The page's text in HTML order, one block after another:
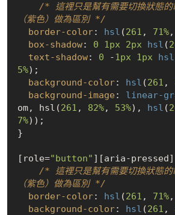
/* 這裡只是幫有需要切換狀態的
（紫色）做為區別 */
border-color: hsl (261 , 71%,
box-shadow: 0 1px 2px hsl (
text-shadow: 0 -1px 1px hsl
5%);
background-color: hsl (261 ,
background-image : linear-
om, hsl(261 , 82%, 53%), hsl (
7%));
}
[role="button" ] [aria-pressed]
/* 這裡只是幫有需要切換狀態的
（紫色）做為區別 */
border-color: hsl (261 , 71%,
background-color: hsl (261 ,